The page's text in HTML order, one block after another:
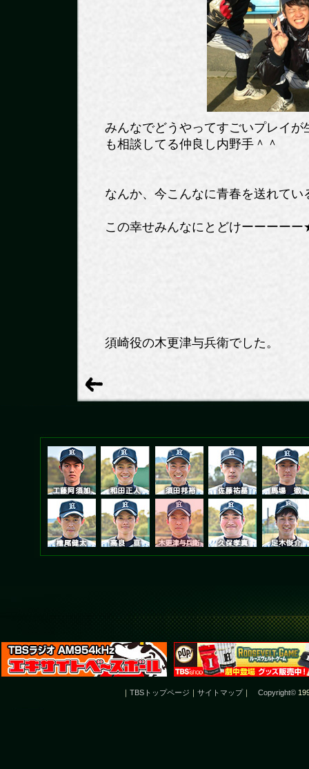
みんなでどうやってすごいプレイ
も相談してる仲良し内野手＾＾
なんか、今こんなに青春を送れてい
この幸せみんなにとどけーーーー
須崎役の木更津与兵衛でした。
｜ TBSトップページ ｜ サイトマップ｜ Copyright©